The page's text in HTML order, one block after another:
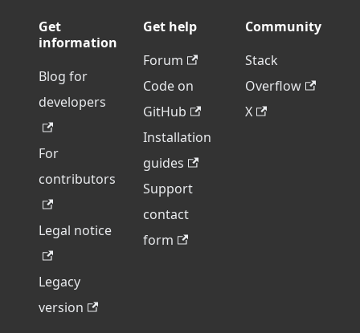
Get
information
Blog for
developers
For
contributors
Legal notice
Legacy
version
Get help
Forum
Code on
GitHub
Installation
guides
Support
contact
form
Community
Stack
Overflow
X